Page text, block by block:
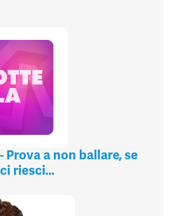
Prova a non ballare, se
ci riesci…